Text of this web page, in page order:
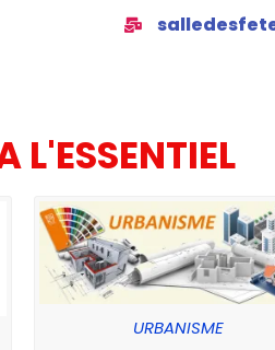
L'ESSENTIEL
URBANISME